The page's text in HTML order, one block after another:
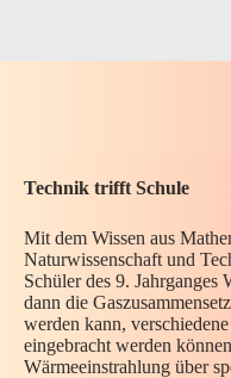
Technik trifft Schule
Mit dem Wissen aus
Naturwissenschaft und
Schüler des 9. Jahrganges
dann die
werden kann,
eingebracht werden
Wärmeeinstrahlung über